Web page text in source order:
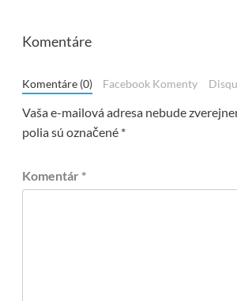
Komentáre
Komentáre (0) Facebook Komenty
Vaša e-mailová adresa nebude
polia sú označené *
Komentár *